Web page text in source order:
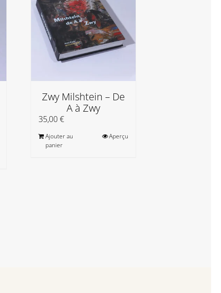
Zwy Milshtein – De
A à Zwy
35,00€
Ajouter au
panier
Aperçu